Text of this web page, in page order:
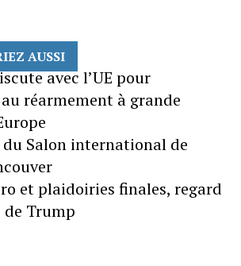
AUSSI
avec l’UE pour
réarmement à grande
du Salon international de
et plaidoiries finales, regard
de Trump